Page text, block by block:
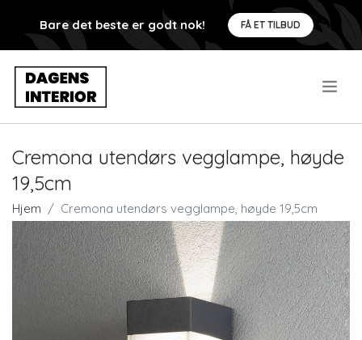
Bare det beste er godt nok! FÅ ET TILBUD
Cremona utendørs vegglampe, høyde
19,5cm
Hjem Cremona utendørs vegglampe, høyde 19,5cm